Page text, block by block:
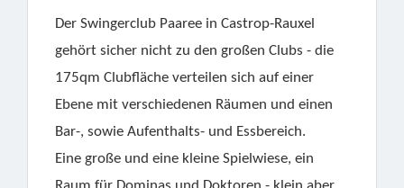
Der Swingerclub Paaree in Castrop-Rauxel
gehört sicher nicht zu den großen Clubs - die
175qm Clubfläche verteilen sich auf einer
Ebene mit verschiedenen Räumen und einen
Bar-, sowie Aufenthalts- und Essbereich.
Eine große und eine kleine Spielwiese, ein